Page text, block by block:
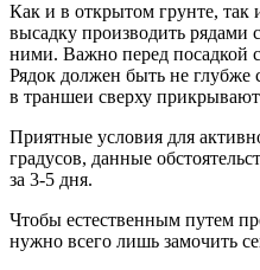
Как и в открытом грунте, так
высадку производить
ними. Важно перед посадкой
Рядок должен быть не
в траншеи сверху
Приятные условия для
градусов, данные
за 3-5 дня.
Чтобы естественным путем
нужно всего лишь замочить